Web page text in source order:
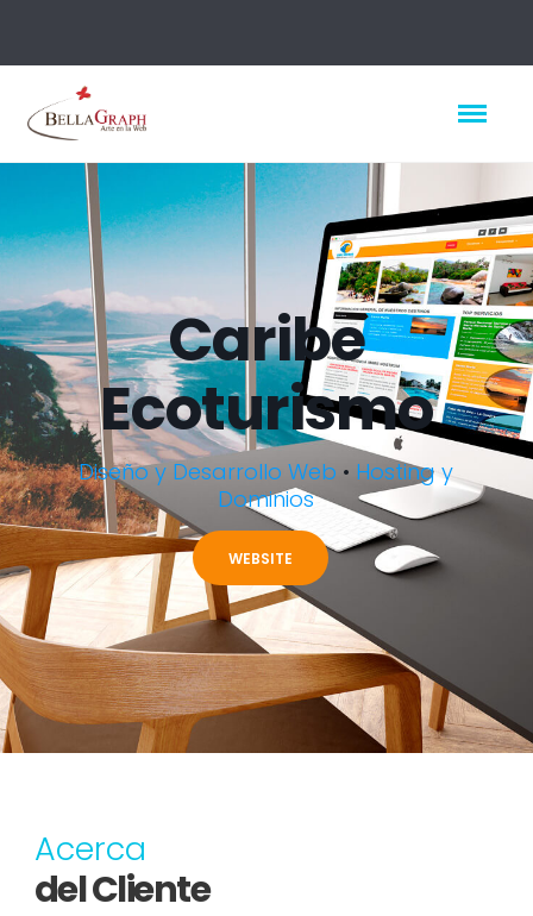
Caribe
Ecoturismo
Diseño y Desarrollo Web • Hosting y
Dominios
WEBSITE
Acerca
del Cliente